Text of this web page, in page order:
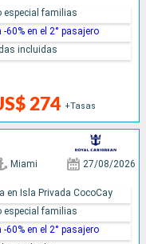
274 +Tasas
especial familias
-60% en el 2° pasajero
incluidas
Miami 27/08/2026
en Isla Privada CocoCay
especial familias
-60% en el 2° pasajero